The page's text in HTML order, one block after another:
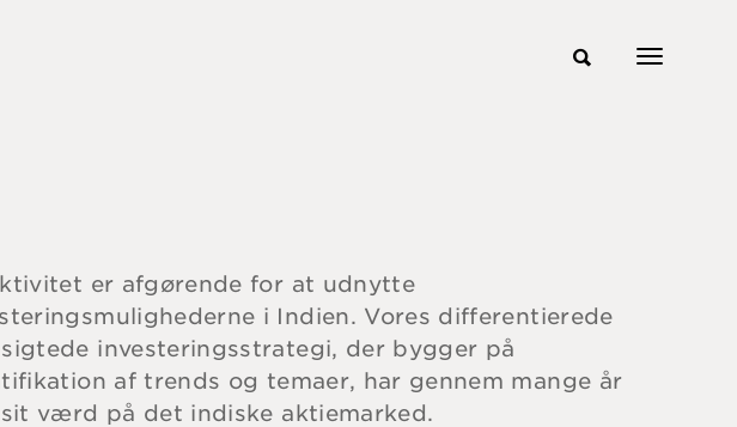
er afgørende for at udnytte
i Indien. Vores differentierede
investeringsstrategi, der bygger på
af trends og temaer, har gennem mange år
værd på det indiske aktiemarked.